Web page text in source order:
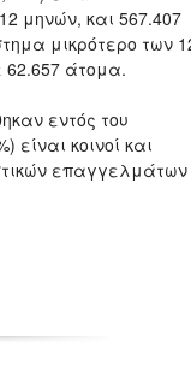
μηνών, και 567.407
μικρότερο των
62.657 άτομα.
εντός του
κοινοί και
επαγγελμάτων